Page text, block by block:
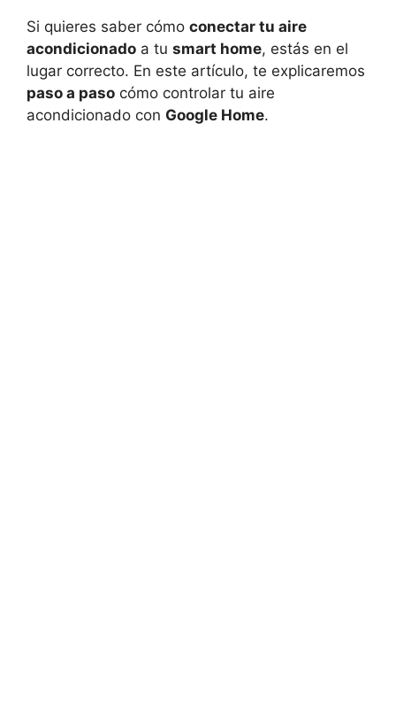
Si quieres saber cómo conectar tu aire
acondicionado a tu smart home, estás en el
lugar correcto. En este artículo, te explicaremos
paso a paso cómo controlar tu aire
acondicionado con Google Home.